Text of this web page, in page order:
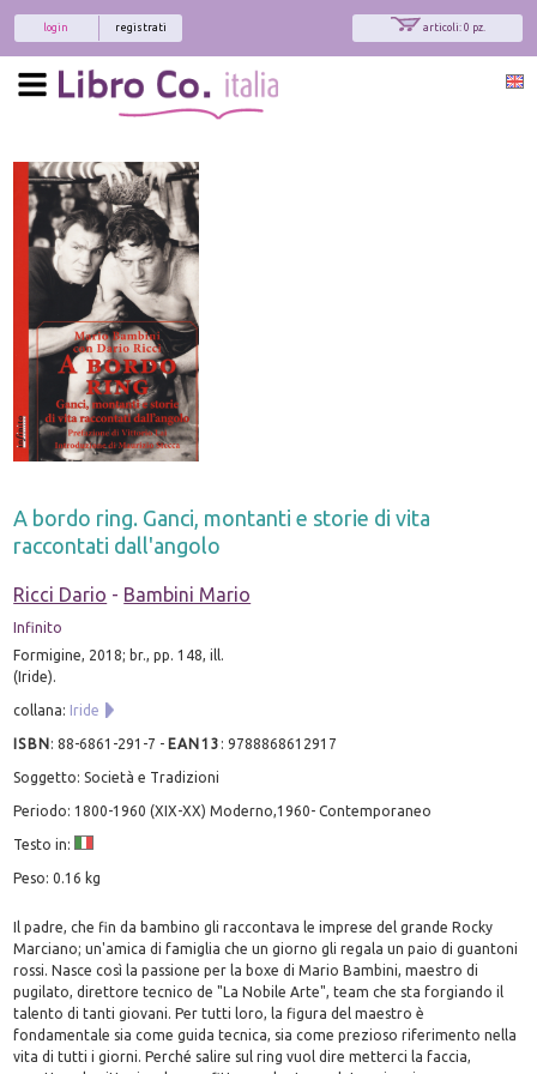
articoli: 0 pz.
registrati
login
A bordo ring. Ganci, montanti e storie di vita
raccontati dall'angolo
Ricci Dario - Bambini Mario
Infinito
Formigine, 2018; br., pp. 148, ill.
(Iride).
collana: Iride
ISBN:88-6861-291-7 - EAN13 :9788868612917
Soggetto: Società e Tradizioni
Periodo: 1800-1960 (XIX-XX) Moderno,1960- Contemporaneo
Testo in:
Peso: 0.16 kg
Il padre, che fin da bambino gli raccontava le imprese del grande Rocky
Marciano; un'amica di famiglia che un giorno gli regala un paio di guantoni
rossi. Nasce così la passione per la boxe di Mario Bambini, maestro di
pugilato, direttore tecnico de "La Nobile Arte", team che sta forgiando il
talento di tanti giovani. Per tutti loro, la figura del maestro è
fondamentale sia come guida tecnica, sia come prezioso riferimento nella
vita di tutti i giorni. Perché salire sul ring vuol dire metterci la faccia,